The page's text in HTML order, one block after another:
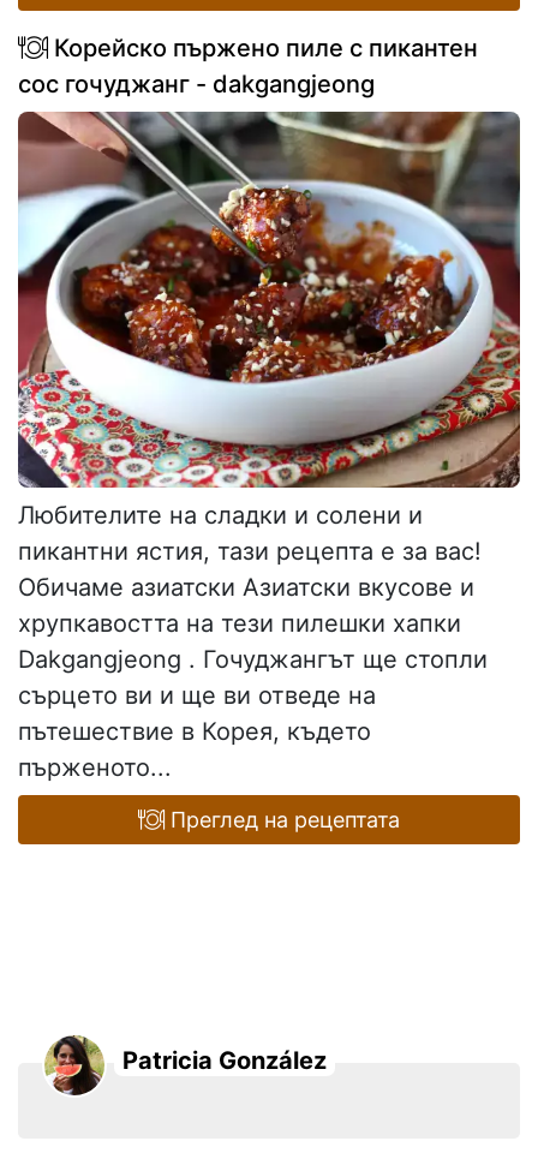
Корейско пържено пиле с пикантен
сос гочуджанг - dakgangjeong
Любителите на сладки и солени и
пикантни ястия, тази рецепта е за вас!
Обичаме азиатски Азиатски вкусове и
хрупкавостта на тези пилешки хапки
Dakgangjeong . Гочуджангът ще стопли
сърцето ви и ще ви отведе на
пътешествие в Корея, където
пърженото...
Преглед на рецептата
Patricia González